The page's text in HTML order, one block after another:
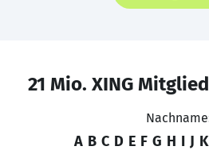
21 Mio. XING
A B C D E F G H I J K